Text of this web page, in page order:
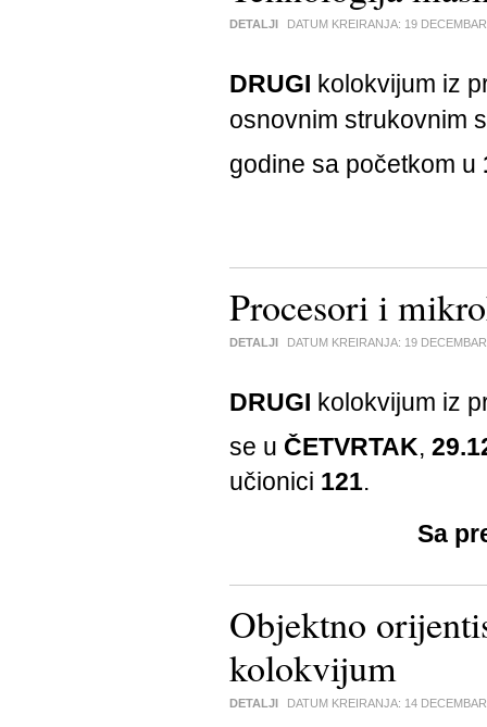
DETALJI DATUM KREIRANJA: 19
DRUGI
kolokvijum iz
osnovnim strukovnim
godine sa početkom u
Procesori i
DETALJI DATUM KREIRANJA: 19
DRUGI kolokvijum iz
se u ČETVRTAK,
učionici 121.
Sa
Objektno
kolokvijum
DETALJI DATUM KREIRANJA: 14